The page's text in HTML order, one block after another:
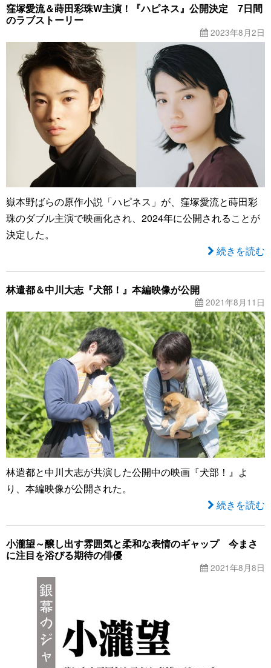
窪塚愛流＆蒔田彩珠W主演！『ハピネス』公開決定 7日間
のラブストーリー
2023年8月2日
嶽本野ばらの原作小説「ハピネス」が、窪塚愛流と蒔田彩
珠のダブル主演で映画化され、2024年に公開されることが
決定した。
続きを読む
林遣都＆中川大志『犬部！』本編映像が公開
2021年8月11日
林遣都と中川大志が共演した公開中の映画『犬部！』よ
り、本編映像が公開された。
続きを読む
小瀧望～醸し出す雰囲気と柔和な表情のギャップ 今まさ
に注目を浴びる期待の俳優
2021年8月8日